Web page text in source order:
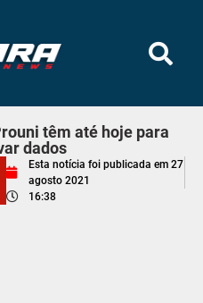
têm até hoje para
dados
Esta notícia foi publicada em 27
agosto 2021
16:38